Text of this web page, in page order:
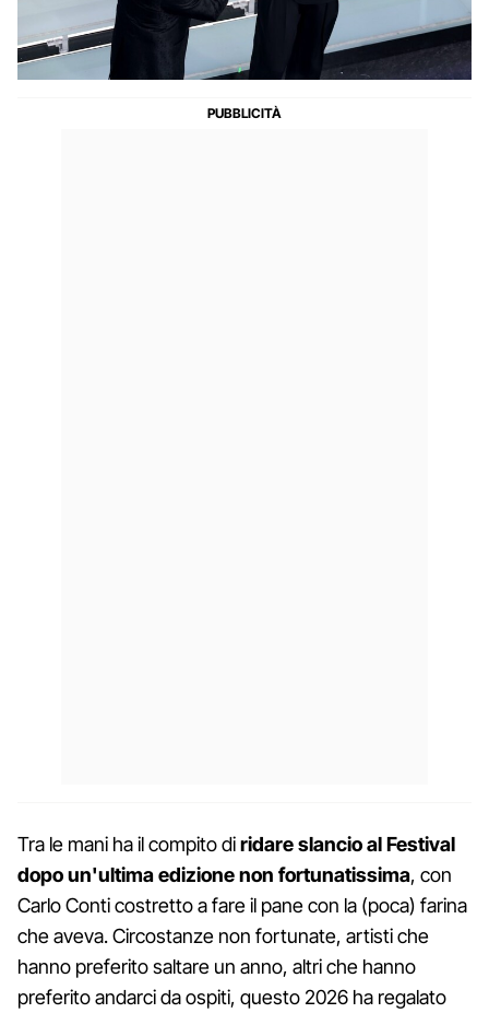
Tra le mani ha il compito diridare slancio al Festival
dopo un'ultima edizione non fortunatissima, con
Carlo Conti costretto a fare il pane con la (poca) farina
che aveva. Circostanze non fortunate, artisti che
hanno preferito saltare un anno, altri che hanno
preferito andarci da ospiti, questo 2026 ha regalato